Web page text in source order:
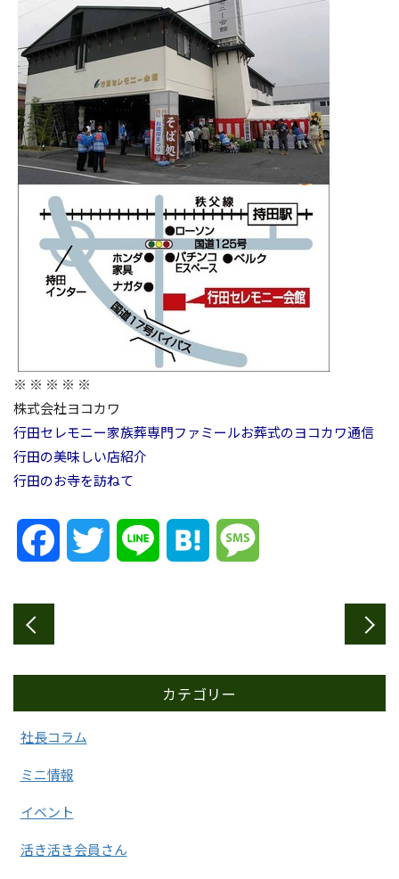
※ ※ ※ ※ ※
株式会社ヨコカワ
行田セレモニー家族葬専門ファミールお葬式のヨコカワ通信
行田の美味しい店紹介
行田のお寺を訪ねて
FacebookTwitter Line Hatena
カテゴリー
社長コラム
ミニ情報
イベント
活き活き会員さん